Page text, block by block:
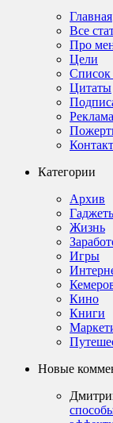
Главная
Все
Про
Цели
Список
Цитаты
Категории
Архив
Жизнь
Игры
Кино
Книги
Новые